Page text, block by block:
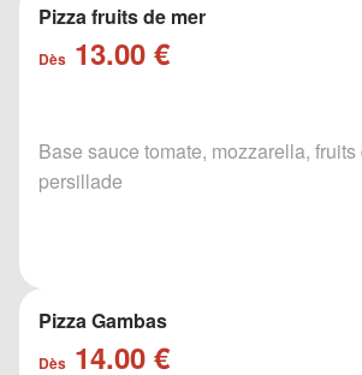
Pizza fruits de mer
Dès 13.00 €
Base sauce tomate, mozzarella, fruits
persillade
Pizza Gambas
Dès 14.00 €